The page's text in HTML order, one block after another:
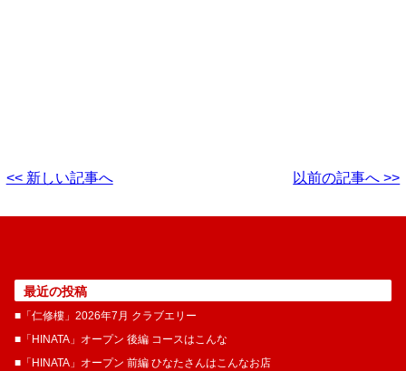
<< 新しい記事へ 以前の記事へ >>
最近の投稿
■「仁修樓」2026年7月 クラブエリー
■「HINATA」オープン 後編 コースはこんな
■「HINATA」オープン 前編 ひなたさんはこんなお店